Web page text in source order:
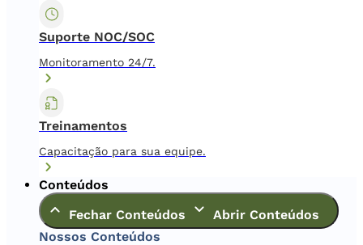
Suporte NOC/SOC
Monitoramento 24/7.
Treinamentos
Capacitação para sua equipe.
Conteúdos
Fechar Conteúdos
Abrir Conteúdos
Nossos Conteúdos